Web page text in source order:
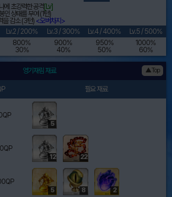
에 초강력한 공격[Lv]
인 상태를 부여 (1턴)
을 감소 (3턴) <오버차지>
Lv.2 / 200% Lv.3 / 300% Lv.4 / 400%
Lv.5 / 500%
800%
30%
900%
40%
950%
50%
1000%
60%
영기재림 재료 ▲Top
필요 재료
5
12 22
5 8 2